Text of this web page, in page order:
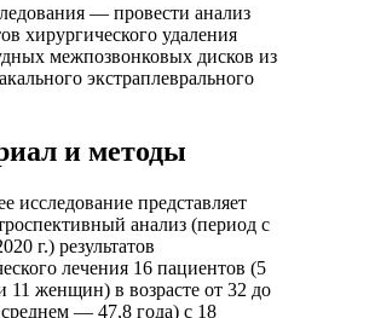
— провести анализ
хирургического удаления
межпозвонковых дисков из
экстраплеврального
и методы
исследование представляет
анализ (период с
г.) результатов
лечения 16 пациентов (5
11 женщин) в возрасте от 32 до
— 47,8 года) с 18